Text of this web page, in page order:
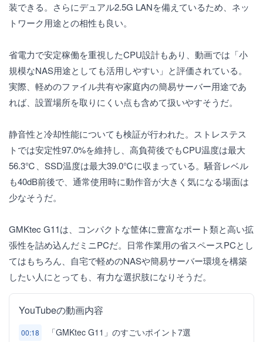
装できる。さらにデュアル2.5G LANを備えているため、ネッ
トワーク用途との相性も良い。
省電力で安定稼働を重視したCPU設計もあり、動画では「小
規模なNAS用途としても活用しやすい」と評価されている。
実際、軽めのファイル共有や家庭内の簡易サーバー用途であ
れば、設置場所を取りにくい点も含めて扱いやすそうだ。
静音性と冷却性能についても検証が行われた。ストレステス
トでは安定性97.0%を維持し、高負荷後でもCPU温度は最大
56.3℃、SSD温度は最大39.0℃に収まっている。騒音レベル
も40dB前後で、通常使用時に動作音が大きく気になる場面は
少なそうだ。
GMKtec G11は、コンパクトな筐体に豊富なポート類と高い拡
張性を詰め込んだミニPCだ。日常作業用の省スペースPCとし
てはもちろん、自宅で軽めのNASや簡易サーバー環境を構築
したい人にとっても、有力な選択肢になりそうだ。
YouTubeの動画内容
00:18 「GMKtec G11」のすごいポイント7選